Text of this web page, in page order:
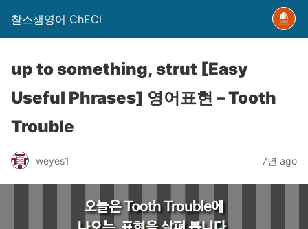
찰스샘영어 ChECl
up to something, strut [Easy
Useful Phrases] 영어표현 – Tooth
Trouble
weyes1 7년 ago